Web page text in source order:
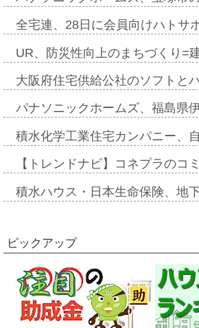
全宅連、28日に会員向けハトサ
UR、防災性向上のまちづくり=
大阪府住宅供給公社のソフトと
パナソニックホームズ、福島県
積水化学工業住宅カンパニー、
【トレンドナビ】コネプラの
積水ハウス・日本生命保険、地
ピックアップ